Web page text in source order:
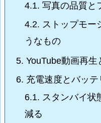
4.1. 写真の品質と
4.2. ストップモー
うなもの
5. YouTube動画再生
6. 充電速度とバッ
6.1. スタンバイ状
減る